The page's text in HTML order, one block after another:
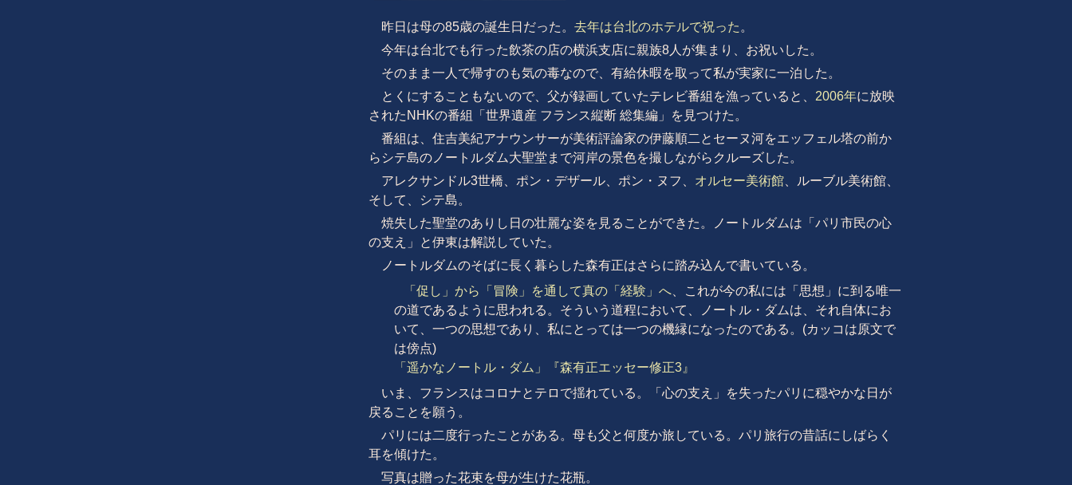
昨日は母の85歳の誕生日だった。 去年は台北のホテルで祝った 。
今年は台北でも行った飲茶の店の横浜支店に親族8人が集まり、お祝いした。
そのまま一人で帰すのも気の毒なので、有給休暇を取って私が実家に一泊した。
とくにすることもないので、父が録画していたテレビ番組を漁っていると、 2006年に放映
されたNHKの番組「世界遺産 フランス縦断 総集編」を見つけた。
番組は、住吉美紀アナウンサーが美術評論家の伊藤順二とセーヌ河をエッフェル塔の前か
らシテ島のノートルダム大聖堂まで河岸の景色を撮しながらクルーズした。
アレクサンドル3世橋、ポン・デザール、ポン・ヌフ、 オルセー美術館 、ルーブル美術館、
そして、シテ島。
焼失した聖堂のありし日の壮麗な姿を見ることができた。ノートルダムは「パリ市民の心
の支え」と伊東は解説していた。
ノートルダムのそばに長く暮らした森有正はさらに踏み込んで書いている。
「促し」から「冒険」を通して真の「経験」へ 、これが今の私には「思想」に到る唯一
の道であるように思われる。そういう道程において、ノートル・ダムは、それ自体にお
いて、一つの思想であり、私にとっては一つの機縁になったのである。(カッコは原文で
は傍点)
「遥かなノートル・ダム」『森有正エッセー修正3』
いま、フランスはコロナとテロで揺れている。「心の支え」を失ったパリに穏やかな日が
戻ることを願う。
パリには二度行ったことがある。母も父と何度か旅している。パリ旅行の昔話にしばらく
耳を傾けた。
写真は贈った花束を母が生けた花瓶。